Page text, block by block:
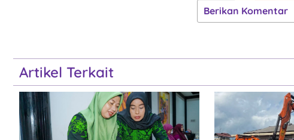
Berikan Komentar
Artikel Terkait